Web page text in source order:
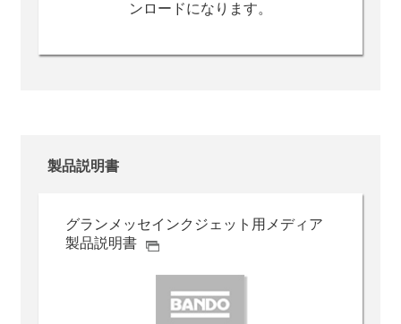
ンロードになります。
製品説明書
グランメッセインクジェット用メディア
製品説明書